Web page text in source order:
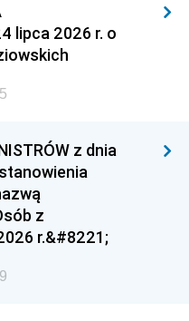
lipca 2026 r. o
z dnia
z
r.&#8221;